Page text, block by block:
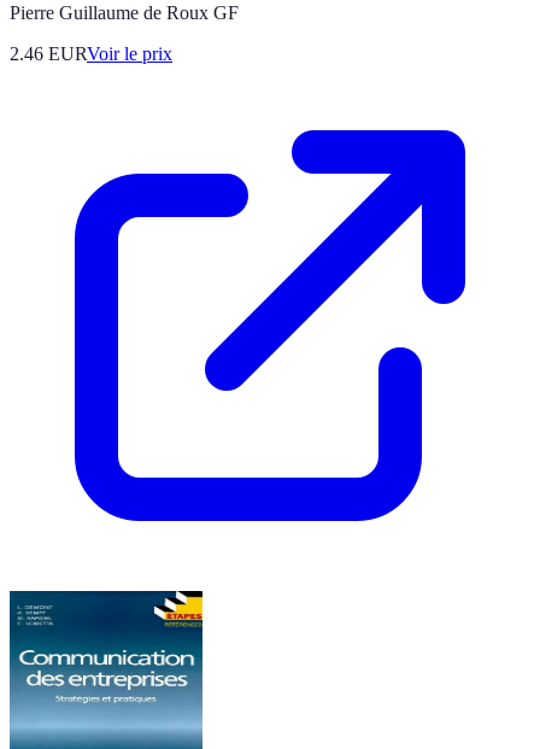
Pierre Guillaume de Roux GF
2.46 EURVoir le prix